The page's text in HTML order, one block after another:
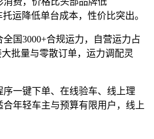
托运降低单台成本，性价比突出。
全国3000+合规运力，自营运力占
批量与零散订单，运力调配灵
序一键下单、在线验车、线上理
年轻车主与预算有限用户，线上